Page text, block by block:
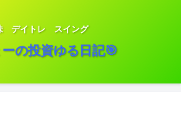
デイトレ スイング
の投資ゆる日記🎯